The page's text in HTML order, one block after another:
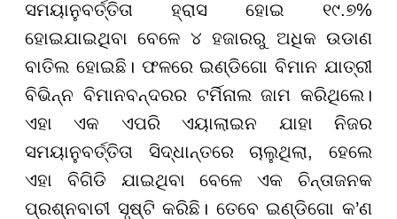
ସମୟାନୁବର୍ତ୍ତିତା ହ୍ରାସ ହୋଇ ୧୯.୭%
ହୋଇଯାଇଥିବା ବେଳେ ୪ ହଜାରରୁ ଅଧିକ ଉଡାଣ
ବାତିଲ ହୋଇଛି। ଫଳରେ ଇଣ୍ଡିଗୋ ବିମାନ ଯାତ୍ରୀ
ବିଭିନ୍ନ ବିମାନବନ୍ଦରର ଟର୍ମିନାଲ ଜାମ କରିଥିଲେ।
ଏହା ଏକ ଏପରି ଏୟାଲାଇନ ଯାହା ନିଜର
ସମୟାନୁବର୍ତ୍ତିତା ସିଦ୍ଧାନ୍ତରେ ଚାଲୁଥିଲା, ହେଲେ
ଏହା ବିଗିଡି ଯାଇଥିବା ବେଳେ ଏକ ଚିନ୍ତାଜନକ
ପ୍ରଶ୍ନବାଚୀ ସୃଷ୍ଟି କରିଛି। ତେବେ ଇଣ୍ଡିଗୋ କ’ଣ